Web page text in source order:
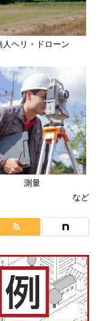
人ヘリ・ドローン
測量
など